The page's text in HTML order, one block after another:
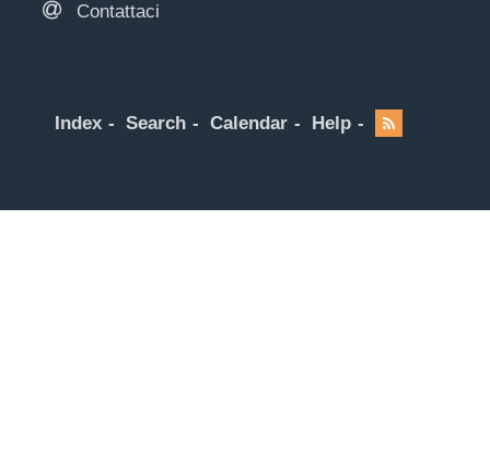
Contattaci
Index Search Calendar Help